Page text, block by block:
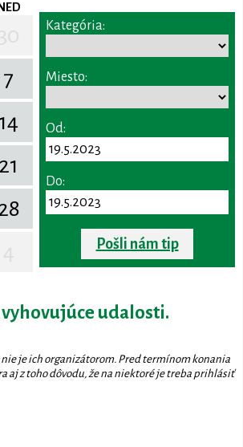
NED
7
14
21
Kategória:
Miesto:
Od:
Do:
Pošli nám tip
udalosti.
je ich organizátorom. Pred termínom konania
aj z toho dôvodu, že na niektoré je treba prihlásiť